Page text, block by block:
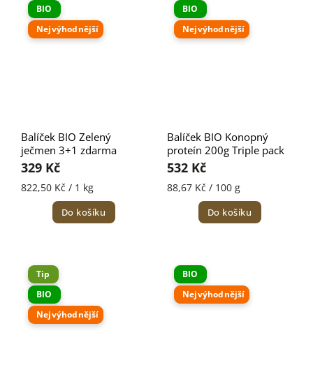
BIO
Nejvýhodnější
Balíček BIO Zelený
ječmen 3+1 zdarma
329 Kč
822,50 Kč / 1 kg
Do košíku
BIO
Nejvýhodnější
Balíček BIO Konopný
proteín 200g Triple pack
532 Kč
88,67 Kč / 100 g
Do košíku
Tip
BIO
Nejvýhodnější
BIO
Nejvýhodnější